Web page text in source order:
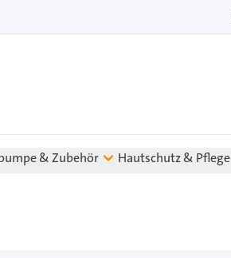
& Zubehör Hautschutz & Pflege